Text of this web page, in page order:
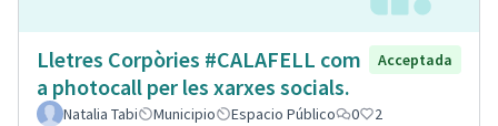
Lletres Corpòries #CALAFELL com
a photocall per les xarxes socials.
Acceptada
Natalia Tabi Municipio Espacio Público 0 2